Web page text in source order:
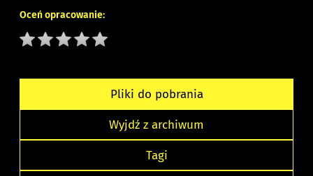
Oceń opracowanie:
Pliki do pobrania
Wyjdź z archiwum
Tagi